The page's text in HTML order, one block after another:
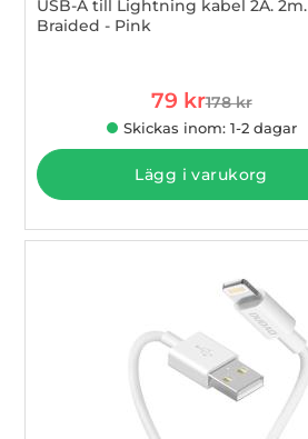
USB-A till Lightning kabel 2A. 2m.
Braided - Pink
rea pris
79 krtidigare pris
178 kr
Skickas inom: 1-2 dagar
Lägg i varukorg